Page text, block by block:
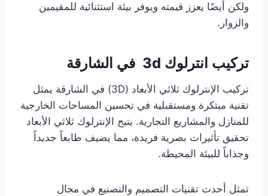
ولكن أيضًا يعزز قيمته ويوفر بيئة استثنائية للمقيمين
والزوار.
تركيب انترلوك 3d في الشارقة
تركيب الإنترلوك ثلاثي الأبعاد (3D) في الشارقة يمثل
تقنية مبتكرة ومستقبلية في تحسين المساحات الخارجية
للمنازل والمشاريع التجارية. يتيح الإنترلوك ثلاثي الأبعاد
تحقيق تأثيرات بصرية فريدة، مما يضيف طابعاً جديداً
وجذاباً للبيئة المحيطة.
تمثل أحدث تقنيات التصميم والتصنيع في مجال